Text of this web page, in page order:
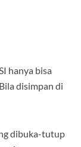
hanya bisa
disimpan di
dibuka-tutup